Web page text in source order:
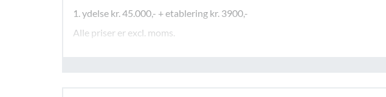
1. ydelse kr. 45.000,- + etablering kr. 3900,-
Alle priser er excl. moms.